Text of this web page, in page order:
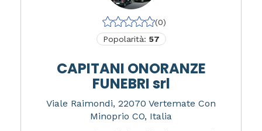
(0)
Popolarità: 57
CAPITANI ONORANZE
FUNEBRI srl
Viale Raimondi, 22070 Vertemate Con
Minoprio CO, Italia